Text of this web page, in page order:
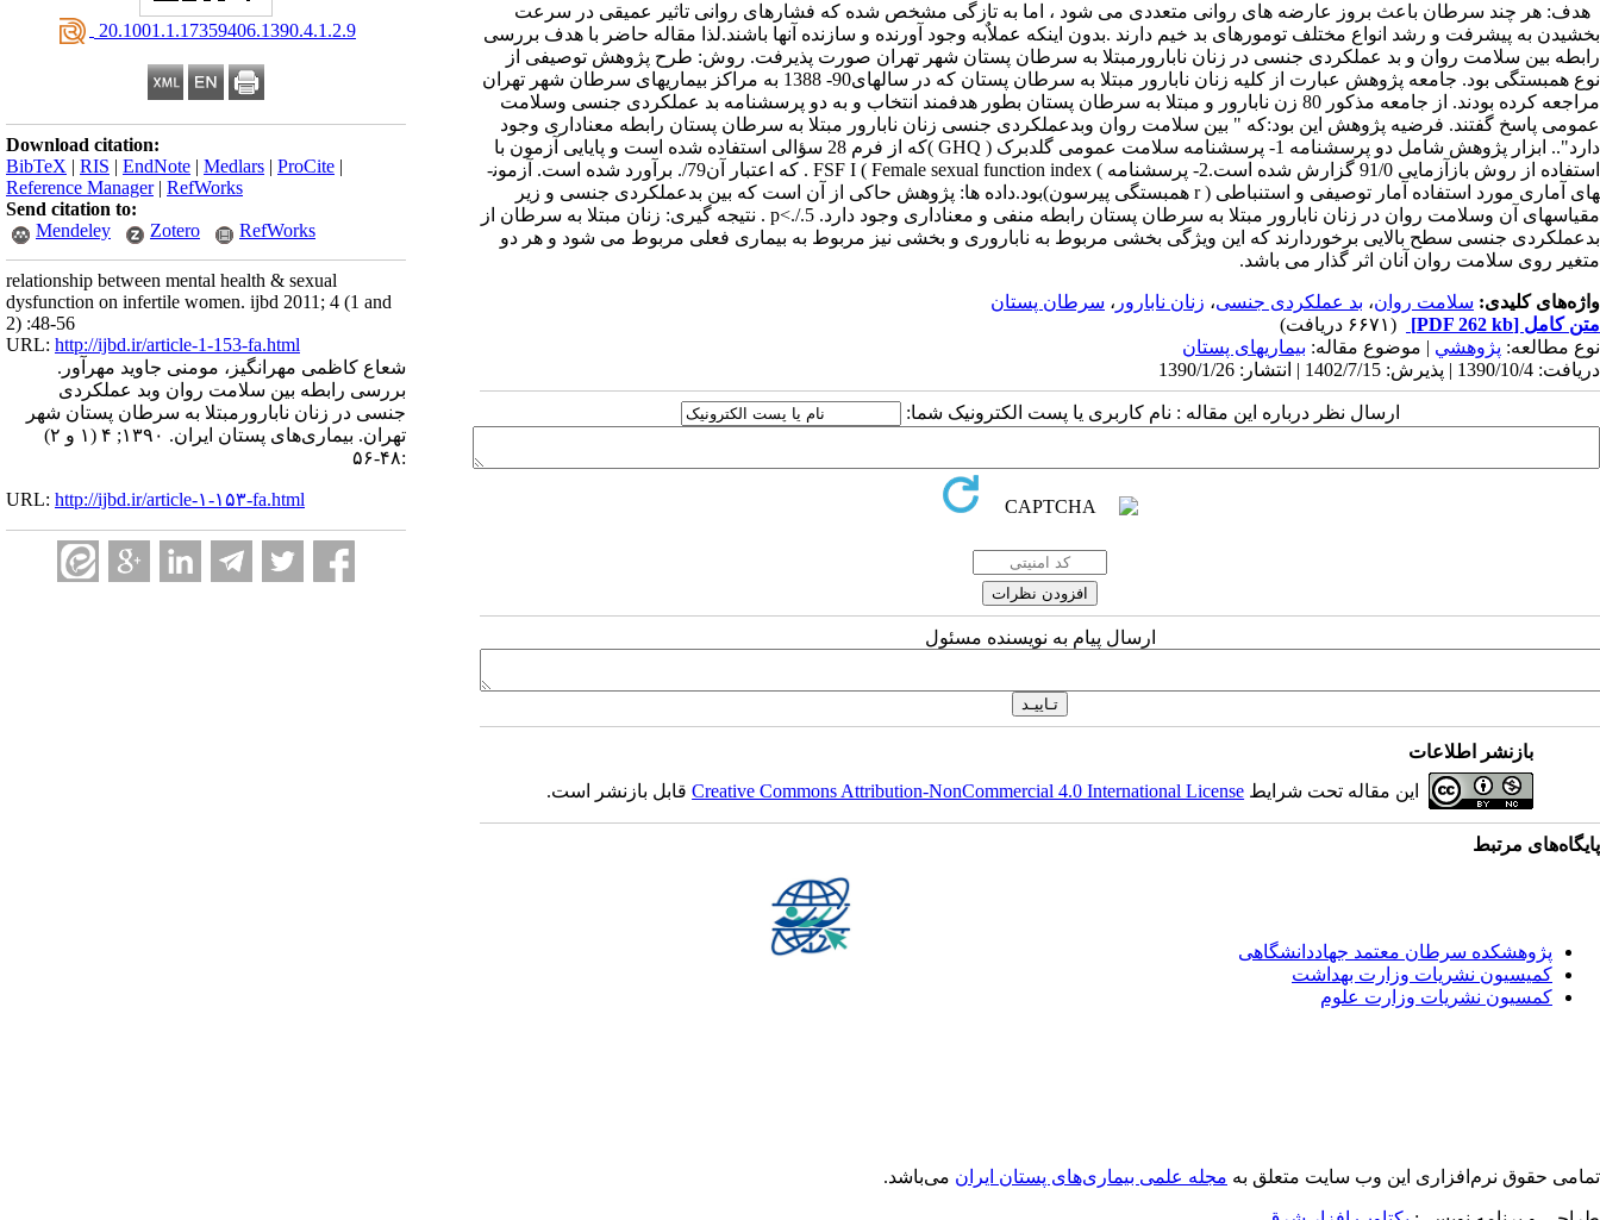
‎ 20.1001.1.17359406.1390.4.1.2.9
Download citation:
BibTeX | RIS | EndNote | Medlars | ProCite |
Reference Manager| RefWorks
Send citation to:
Mendeley
Zotero RefWorks
relationship between mental health & sexual
dysfunction on infertile women. ijbd 2011; 4 (1 and
2) :48-56
URL: http://ijbd.ir/article-1-153-fa.html
شعاع کاظمی مهرانگیز، مومنی جاوید مهرآور.
بررسی رابطه بین سلامت روان وبد عملکردی
جنسی در زنان نابارورمبتلا به سرطان پستان شهر
تهران. بیماری‌های پستان ایران. ۱۳۹۰; ۴ (۱ و ۲)
:۴۸-۵۶
URL: http://ijbd.ir/article-۱-۱۵۳-fa.html
هدف: هر چند سرطان باعث بروز عارضه های روانی متعددی می شود ، اما به تازگی مشخص شده که فشارهای روانی تاثیر عمیقی در سرعت
بخشیدن به پیشرفت و رشد انواع مختلف تومورهای بد خیم دارند .بدون اینکه عملاٌبه وجود آورنده و سازنده آنها باشند.لذا مقاله حاضر با هدف بررسی
رابطه بین سلامت روان و بد عملکردی جنسی در زنان نابارورمبتلا به سرطان پستان شهر تهران صورت پذیرفت. روش: طرح پژوهش توصیفی از
نوع همبستگی بود. جامعه پژوهش عبارت از کلیه زنان نابارور مبتلا به سرطان پستان که در سالهای90- 1388 به مراکز بیماریهای سرطان شهر تهران
مراجعه کرده بودند. از جامعه مذکور 80 زن نابارور و مبتلا به سرطان پستان بطور هدفمند انتخاب و به دو پرسشنامه بد عملکردی جنسی وسلامت
عمومی پاسخ گفتند. فرضیه پژوهش این بود:که " بین سلامت روان وبدعملکردی جنسی زنان نابارور مبتلا به سرطان پستان رابطه معناداری وجود
دارد".. ابزار پژوهش شامل دو پرسشنامه 1- پرسشنامه سلامت عمومی گلدبرک ( GHQ )که از فرم 28 سؤالی استفاده شده است و پایایی آزمون با
استفاده از روش بازآزمایی 91/0 گزارش شده است.2- پرسشنامه )
FSF
I ( Female sexual function index . که اعتبار آن79/. برآورد شده است. آزمون­
های آماری مورد استفاده آمار توصیفی و استنباطی ( r همبستگی پیرسون)بود.داده ها: پژوهش حاکی از آن است که بین بدعملکردی جنسی و زیر
مقیاسهای آن وسلامت روان در زنان نابارور مبتلا به سرطان پستان رابطه منفی و معناداری وجود دارد. p<./.5 . نتیجه گیری: زنان مبتلا به سرطان از
بدعملکردی جنسی سطح بالایی برخوردارند که این ویژگی بخشی مربوط به ناباروری و بخشی نیز مربوط به بیماری فعلی مربوط می شود و هر دو
متغیر روی سلامت روان آنان اثر گذار می باشد.
واژه‌های کلیدی: سلامت روان، بد عملکردی جنسی، زنان نابارور ، سرطان پستان
متن کامل [PDF 262 kb]
(۶۶۷۱ دریافت)
نوع مطالعه: پژوهشي | موضوع مقاله: بیماریهای پستان
دریافت: 1390/10/4 | پذیرش: 1402/7/15 | انتشار: 1390/1/26
ارسال نظر درباره این مقاله : نام کاربری یا پست الکترونیک شما:
ارسال پیام به نویسنده مسئول
بازنشر اطلاعات
این مقاله تحت شرایط Creative Commons Attribution-NonCommercial 4.0 International Licenseقابل بازنشر است.
پایگاه‌های مرتبط
پژوهشکده سرطان معتمد جهاددانشگاهی
کمیسیون نشریات وزارت بهداشت
کمسیون نشریات وزارت علوم
تمامی حقوق نرم‌افزاری اين وب سایت متعلق به مجله علمی بیماری‌های پستان ایران می‌باشد.